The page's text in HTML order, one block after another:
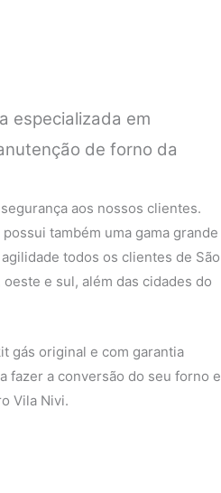
especializada em
de forno da
aos nossos clientes.
possui também uma gama grande
todos os clientes de São
e sul, além das cidades do
gás original e com garantia
fazer a conversão do seu forno e
Vila Nivi.